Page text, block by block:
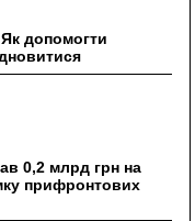
допомогти
0,2 млрд грн на
прифронтових